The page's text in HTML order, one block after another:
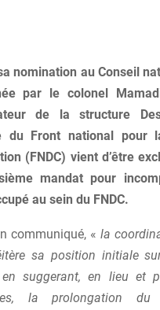
nomination au Conseil
par le colonel
de la structure
du Front national pour
(FNDC) vient d’être
mandat pour
au sein du FNDC.
communiqué, « la
sa position initiale
suggerant, en lieu et
la prolongation